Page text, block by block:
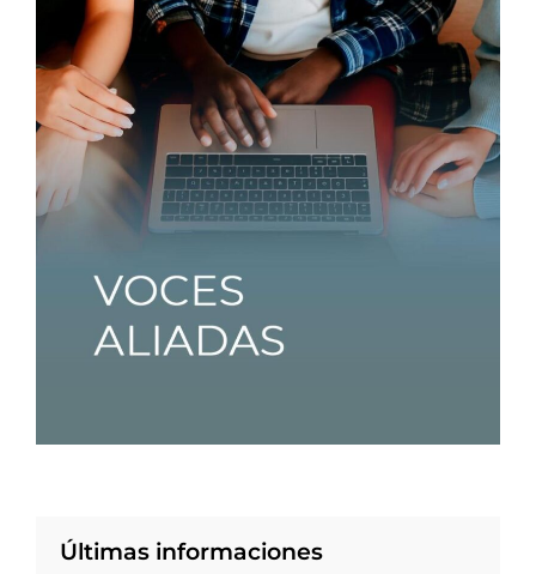
Últimas informaciones